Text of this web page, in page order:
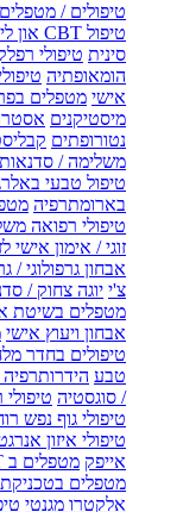
טיפולים /
טיפול CBT און ליין
סינית טיפולי
הומאופתיה
אישי מטפלים
מיסטיקנים
נטורופתים
משלימה / סדנאות
טיפול טבעי
בארומתרפיה
טיפולי רפואה
זוגי / אימון אישי
אבחון גרפולוגי /
צ'י יוגה צחוק /
מטפלים בשיטת
אבחון ויעוץ אישי
טיפולים בחדר
טבע
/ סוגסטיה
טיפולי גוף נפש
טיפולי איזון
אייפק מטפלים ב EFT שחרור ריגשי
מטפלים בטכניקת LAT - איזון חיים
אלקטרו מגנטי